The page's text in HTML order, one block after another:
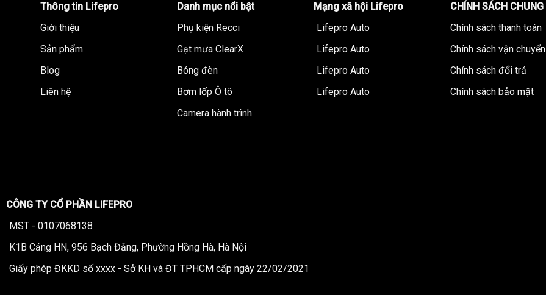
Thông tin Lifepro
Giới thiệu
Sản phẩm
Blog
Liên hệ
Danh mục nổi bật
Phụ kiện Recci
Gạt mưa ClearX
Bóng đèn
Bơm lốp Ô tô
Camera hành trình
Mạng xã hội Lifepro
Lifepro Auto
Lifepro Auto
Lifepro Auto
Lifepro Auto
CHÍNH SÁCH CHUNG
Chính sách thanh toán
Chính sách vận chuyển
Chính sách đổi trả
Chính sách bảo mật
CÔNG TY CỔ PHẦN LIFEPRO
MST - 0107068138
K1B Cảng HN, 956 Bạch Đằng, Phường Hồng Hà, Hà Nội
Giấy phép ĐKKD số xxxx - Sở KH và ĐT TPHCM cấp ngày 22/02/2021